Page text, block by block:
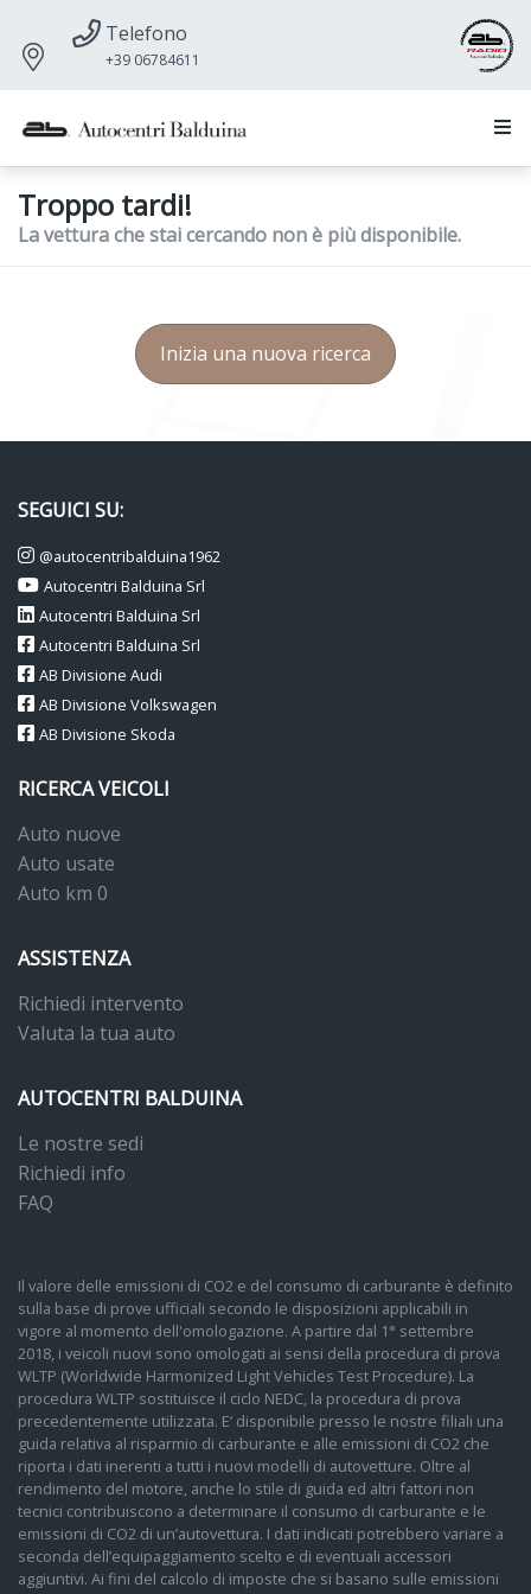
Telefono
+39 06784611
Troppo tardi!
La vettura che stai cercando non è più disponibile.
Inizia una nuova ricerca
SEGUICI SU:
@autocentribalduina1962
Autocentri Balduina Srl
Autocentri Balduina Srl
Autocentri Balduina Srl
AB Divisione Audi
AB Divisione Volkswagen
AB Divisione Skoda
RICERCA VEICOLI
Auto nuove
Auto usate
Auto km 0
ASSISTENZA
Richiedi intervento
Valuta la tua auto
AUTOCENTRI BALDUINA
Le nostre sedi
Richiedi info
FAQ
Il valore delle emissioni di CO2 e del consumo di carburante è definito
sulla base di prove ufficiali secondo le disposizioni applicabili in
vigore al momento dell'omologazione. A partire dal 1° settembre
2018, i veicoli nuovi sono omologati ai sensi della procedura di prova
WLTP (Worldwide Harmonized Light Vehicles Test Procedure). La
procedura WLTP sostituisce il ciclo NEDC, la procedura di prova
precedentemente utilizzata. E’ disponibile presso le nostre filiali una
guida relativa al risparmio di carburante e alle emissioni di CO2 che
riporta i dati inerenti a tutti i nuovi modelli di autovetture. Oltre al
rendimento del motore, anche lo stile di guida ed altri fattori non
tecnici contribuiscono a determinare il consumo di carburante e le
emissioni di CO2 di un’autovettura. I dati indicati potrebbero variare a
seconda dell’equipaggiamento scelto e di eventuali accessori
aggiuntivi. Ai fini del calcolo di imposte che si basano sulle emissioni